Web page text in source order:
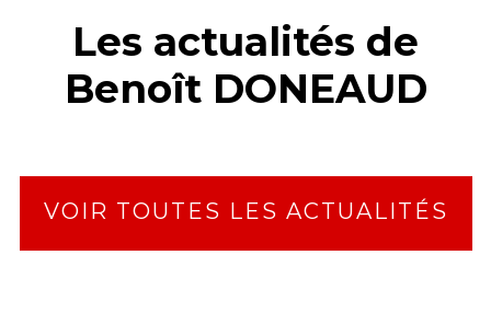
Les actualités de
Benoît DONEAUD
VOIR TOUTES LES ACTUALITÉS